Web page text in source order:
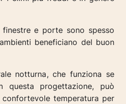
e porte sono spesso
beneficiano del buon
notturna, che funziona se
questa progettazione, può
temperatura per